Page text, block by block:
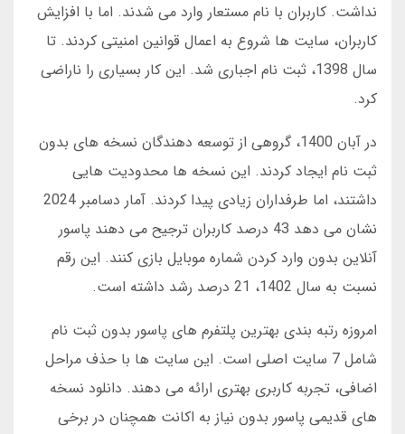
نداشت. کاربران با نام مستعار وارد می شدند. اما با افزایش
کاربران، سایت ها شروع به اعمال قوانین امنیتی کردند. تا
سال 1398، ثبت نام اجباری شد. این کار بسیاری را ناراضی
کرد.
در آبان 1400، گروهی از توسعه دهندگان نسخه های بدون
ثبت نام ایجاد کردند. این نسخه ها محدودیت هایی
داشتند، اما طرفداران زیادی پیدا کردند. آمار دسامبر 2024
نشان می دهد 43 درصد کاربران ترجیح می دهند پاسور
آنلاین بدون وارد کردن شماره موبایل بازی کنند. این رقم
نسبت به سال 1402، 21 درصد رشد داشته است.
امروزه رتبه بندی بهترین پلتفرم های پاسور بدون ثبت نام
شامل 7 سایت اصلی است. این سایت ها با حذف مراحل
اضافی، تجربه کاربری بهتری ارائه می دهند. دانلود نسخه
های قدیمی پاسور بدون نیاز به اکانت همچنان در برخی